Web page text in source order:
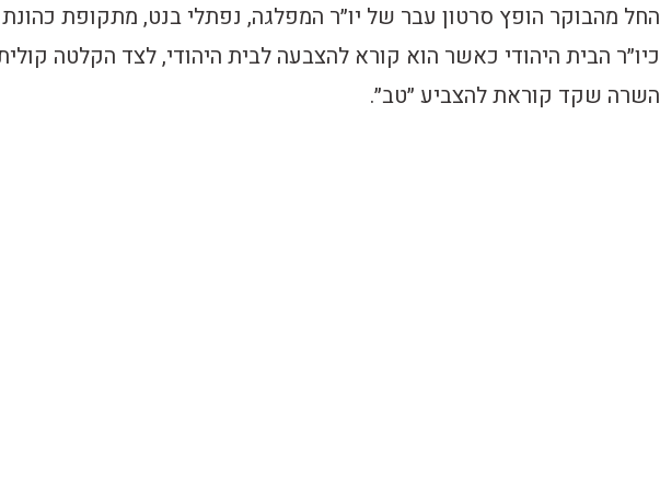
החל מהבוקר הופץ סרטון עבר של יו״ר המפלגה, נפתלי בנט, מתקופת
כיו״ר הבית היהודי כאשר הוא קורא להצבעה לבית היהודי, לצד הקלטה
השרה שקד קוראת להצביע ״טב״.